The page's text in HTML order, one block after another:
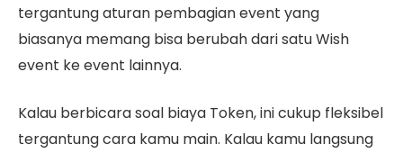
tergantung aturan pembagian event yang
biasanya memang bisa berubah dari satu Wish
event ke event lainnya.
Kalau berbicara soal biaya Token, ini cukup fleksibel
tergantung cara kamu main. Kalau kamu langsung